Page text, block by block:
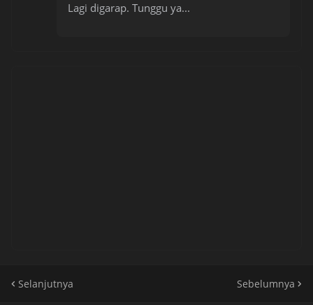
Lagi digarap. Tunggu ya...
Selanjutnya Sebelumnya